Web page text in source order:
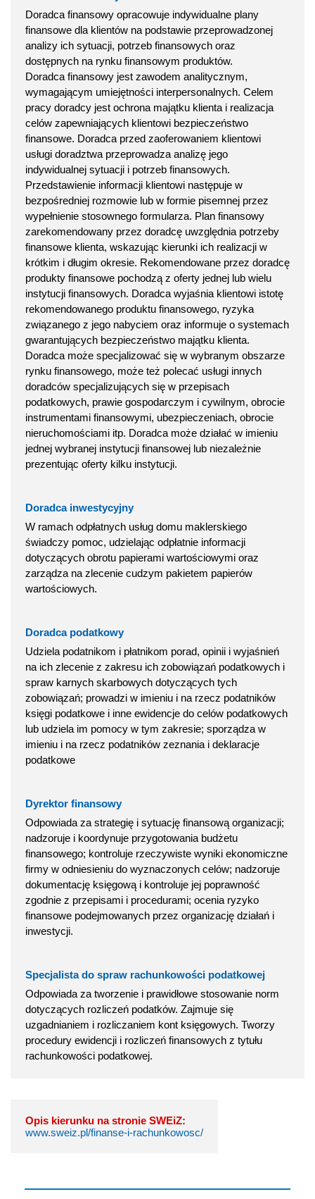
Doradca finansowy opracowuje indywidualne plany
finansowe dla klientów na podstawie przeprowadzonej
analizy ich sytuacji, potrzeb finansowych oraz
dostępnych na rynku finansowym produktów.
Doradca finansowy jest zawodem analitycznym,
wymagającym umiejętności interpersonalnych. Celem
pracy doradcy jest ochrona majątku klienta i realizacja
celów zapewniających klientowi bezpieczeństwo
finansowe. Doradca przed zaoferowaniem klientowi
usługi doradztwa przeprowadza analizę jego
indywidualnej sytuacji i potrzeb finansowych.
Przedstawienie informacji klientowi następuje w
bezpośredniej rozmowie lub w formie pisemnej przez
wypełnienie stosownego formularza. Plan finansowy
zarekomendowany przez doradcę uwzględnia potrzeby
finansowe klienta, wskazując kierunki ich realizacji w
krótkim i długim okresie. Rekomendowane przez doradcę
produkty finansowe pochodzą z oferty jednej lub wielu
instytucji finansowych. Doradca wyjaśnia klientowi istotę
rekomendowanego produktu finansowego, ryzyka
związanego z jego nabyciem oraz informuje o systemach
gwarantujących bezpieczeństwo majątku klienta.
Doradca może specjalizować się w wybranym obszarze
rynku finansowego, może też polecać usługi innych
doradców specjalizujących się w przepisach
podatkowych, prawie gospodarczym i cywilnym, obrocie
instrumentami finansowymi, ubezpieczeniach, obrocie
nieruchomościami itp. Doradca może działać w imieniu
jednej wybranej instytucji finansowej lub niezależnie
prezentując oferty kilku instytucji.
Doradca inwestycyjny
W ramach odpłatnych usług domu maklerskiego
świadczy pomoc, udzielając odpłatnie informacji
dotyczących obrotu papierami wartościowymi oraz
zarządza na zlecenie cudzym pakietem papierów
wartościowych.
Doradca podatkowy
Udziela podatnikom i płatnikom porad, opinii i wyjaśnień
na ich zlecenie z zakresu ich zobowiązań podatkowych i
spraw karnych skarbowych dotyczących tych
zobowiązań; prowadzi w imieniu i na rzecz podatników
księgi podatkowe i inne ewidencje do celów podatkowych
lub udziela im pomocy w tym zakresie; sporządza w
imieniu i na rzecz podatników zeznania i deklaracje
podatkowe
Dyrektor finansowy
Odpowiada za strategię i sytuację finansową organizacji;
nadzoruje i koordynuje przygotowania budżetu
finansowego; kontroluje rzeczywiste wyniki ekonomiczne
firmy w odniesieniu do wyznaczonych celów; nadzoruje
dokumentację księgową i kontroluje jej poprawność
zgodnie z przepisami i procedurami; ocenia ryzyko
finansowe podejmowanych przez organizację działań i
inwestycji.
Specjalista do spraw rachunkowości podatkowej
Odpowiada za tworzenie i prawidłowe stosowanie norm
dotyczących rozliczeń podatków. Zajmuje się
uzgadnianiem i rozliczaniem kont księgowych. Tworzy
procedury ewidencji i rozliczeń finansowych z tytułu
rachunkowości podatkowej.
Opis kierunku na stronie SWEiZ:
www.sweiz.pl/finanse-i-rachunkowosc/